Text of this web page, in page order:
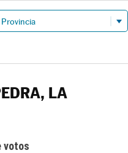
LA
votos